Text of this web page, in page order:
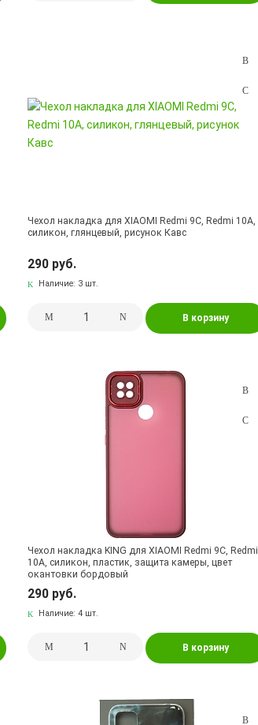
Чехол накладка для XIAOMI Redmi 9C, Redmi 10A,
силикон, глянцевый, рисунок Кавс
290 руб.
Наличие: 3 шт.
В корзину
Чехол накладка KING для XIAOMI Redmi 9C, Redmi
10A, силикон, пластик, защита камеры, цвет
окантовки бордовый
290 руб.
Наличие:4 шт.
В корзину